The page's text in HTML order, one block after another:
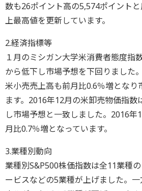
数も26ポイント高の5,574ポイント
上最高値を更新しています。
2.経済指標等
１月のミシガン大学米消費者態度指
から低下し市場予想を下回りました
米小売売上高も前月比0.6％増となり
ます。2016年12月の米卸売物価指数
し市場予想と一致しました。2016年
月比0.7％増となっています。
3.業種別動向
業種別S&P500株価指数は全11業種
ービスなどの5業種が上げました。